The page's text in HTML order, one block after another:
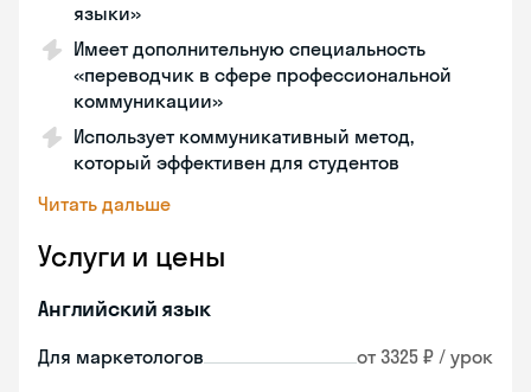
языки»
Имеет дополнительную специальность
«переводчик в сфере профессиональной
коммуникации»
Использует коммуникативный метод,
который эффективен для студентов
Читать дальше
Услуги и цены
Английский язык
Для маркетологов от 3325 ₽ / урок